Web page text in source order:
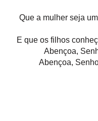
Que a mulher seja
E que os filhos
Abençoa,
Abençoa,